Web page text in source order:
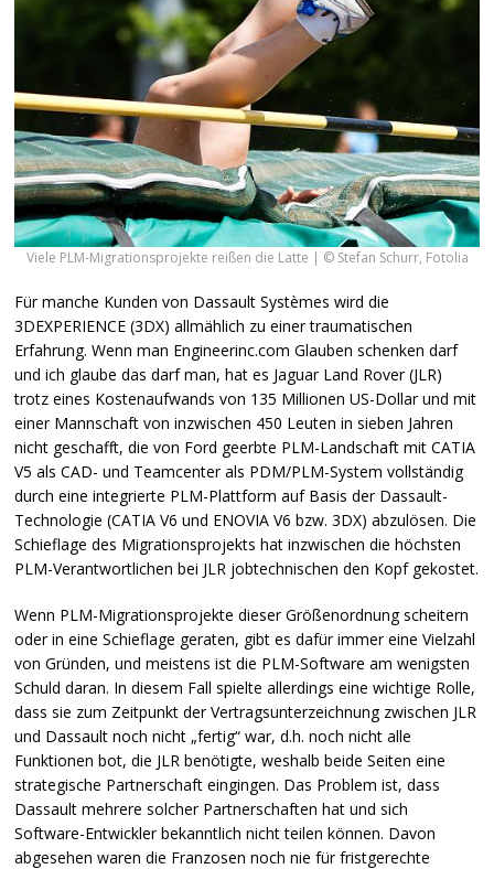
Viele PLM-Migrationsprojekte reißen die Latte | © Stefan Schurr, Fotolia
Für manche Kunden von Dassault Systèmes wird die
3DEXPERIENCE (3DX) allmählich zu einer traumatischen
Erfahrung. Wenn man Engineerinc.com Glauben schenken darf
und ich glaube das darf man, hat es Jaguar Land Rover (JLR)
trotz eines Kostenaufwands von 135 Millionen US-Dollar und mit
einer Mannschaft von inzwischen 450 Leuten in sieben Jahren
nicht geschafft, die von Ford geerbte PLM-Landschaft mitCATIA
V5 alsCAD- und Teamcenter als PDM/PLM-System vollständig
durch eine integrierte PLM-Plattform auf Basis der Dassault-
Technologie (CATIA V6 und ENOVIA V6 bzw. 3DX) abzulösen. Die
Schieflage des Migrationsprojekts hat inzwischen die höchsten
PLM-Verantwortlichen bei JLR jobtechnischen den Kopf gekostet.
Wenn PLM-Migrationsprojekte dieser Größenordnung scheitern
oder in eine Schieflage geraten, gibt es dafür immer eine Vielzahl
von Gründen, und meistens ist die PLM-Software am wenigsten
Schuld daran. In diesem Fall spielte allerdings eine wichtige Rolle,
dass sie zum Zeitpunkt der Vertragsunterzeichnung zwischen JLR
und Dassault noch nicht „fertig“ war, d.h. noch nicht alle
Funktionen bot, die JLR benötigte, weshalb beide Seiten eine
strategische Partnerschaft eingingen. Das Problem ist, dass
Dassault mehrere solcher Partnerschaften hat und sich
Software-Entwickler bekanntlich nicht teilen können. Davon
abgesehen waren die Franzosen noch nie für fristgerechte